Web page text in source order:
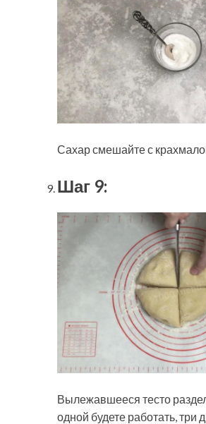
Сахар смешайте с
Шаг 9:
Вылежавшееся тесто
одной будете работать, три